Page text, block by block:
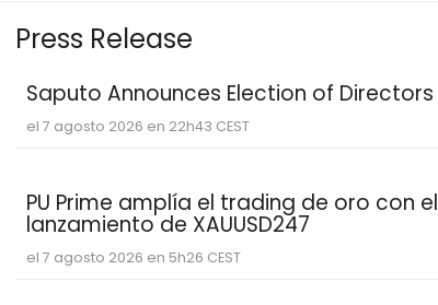
Press Release
Saputo Announces Election of Directors
el 7 agosto 2026 en 22h43 CEST
PU Prime amplía el trading de oro con el
lanzamiento de XAUUSD247
el 7 agosto 2026 en 5h26 CEST